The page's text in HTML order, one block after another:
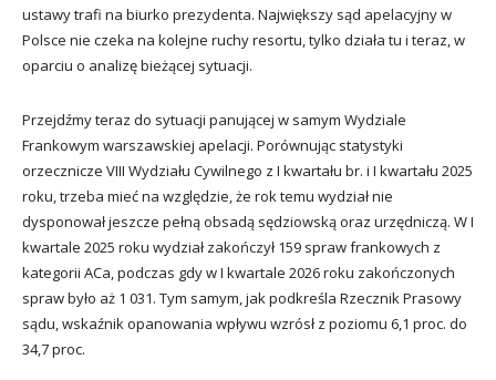
ustawy trafi na biurko prezydenta. Największy sąd apelacyjny w
Polsce nie czeka na kolejne ruchy resortu, tylko działa tu i teraz, w
oparciu o analizę bieżącej sytuacji.
Przejdźmy teraz do sytuacji panującej w samym Wydziale
Frankowym warszawskiej apelacji. Porównując statystyki
orzecznicze VIII Wydziału Cywilnego z I kwartału br. i I kwartału 2025
roku, trzeba mieć na względzie, że rok temu wydział nie
dysponował jeszcze pełną obsadą sędziowską oraz urzędniczą. W I
kwartale 2025 roku wydział zakończył 159 spraw frankowych z
kategorii ACa, podczas gdy w I kwartale 2026 roku zakończonych
spraw było aż 1 031. Tym samym, jak podkreśla Rzecznik Prasowy
sądu, wskaźnik opanowania wpływu wzrósł z poziomu 6,1 proc. do
34,7 proc.